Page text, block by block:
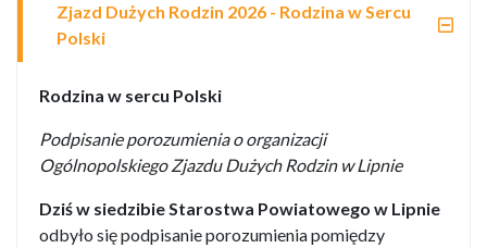
Zjazd Dużych Rodzin 2026 - Rodzina w Sercu
Polski
Rodzina w sercu Polski
Podpisanie porozumienia o organizacji
Ogólnopolskiego Zjazdu Dużych Rodzin w Lipnie
Dziś w siedzibie Starostwa Powiatowego w Lipnie
odbyło się podpisanie porozumienia pomiędzy